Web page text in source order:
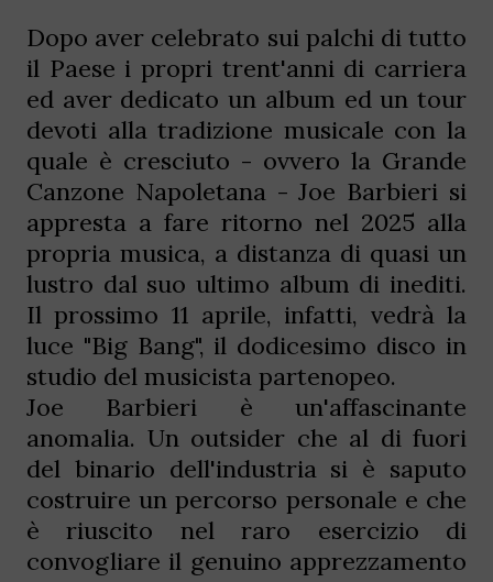
Dopo aver celebrato sui palchi di tutto
il Paese i propri trent'anni di carriera
ed aver dedicato un album ed un tour
devoti alla tradizione musicale con la
quale è cresciuto - ovvero la Grande
Canzone Napoletana - Joe Barbieri si
appresta a fare ritorno nel 2025 alla
propria musica, a distanza di quasi un
lustro dal suo ultimo album di inediti.
Il prossimo 11 aprile, infatti, vedrà la
luce "Big Bang", il dodicesimo disco in
studio del musicista partenopeo.
Joe Barbieri è un'affascinante
anomalia. Un outsider che al di fuori
del binario dell'industria si è saputo
costruire un percorso personale e che
è riuscito nel raro esercizio di
convogliare il genuino apprezzamento